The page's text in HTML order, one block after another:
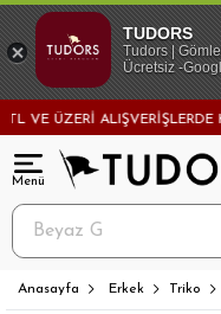
KARGO BEDAVA! - HAFTA İÇİ
Anasayfa Erkek Triko
TUDORS
Tudors |
Ücretsiz -